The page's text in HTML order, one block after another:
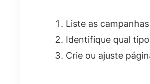
Liste as
Identifique qual
Crie ou ajuste